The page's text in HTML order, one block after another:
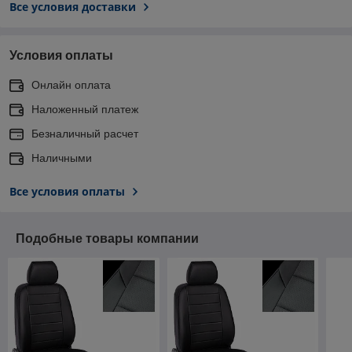
Все условия доставки
Условия оплаты
Онлайн оплата
Наложенный платеж
Безналичный расчет
Наличными
Все условия оплаты
Подобные товары компании